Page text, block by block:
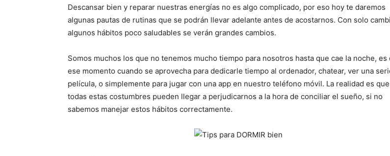
Descansar bien y reparar nuestras energías no es algo complicado, por eso hoy te daremos
algunas pautas de rutinas que se podrán llevar adelante antes de acostarnos. Con solo
algunos hábitos poco saludables se verán grandes cambios.
Somos muchos los que no tenemos mucho tiempo para nosotros hasta que cae la noche, es
ese momento cuando se aprovecha para dedicarle tiempo al ordenador, chatear, ver una
película, o simplemente para jugar con una app en nuestro teléfono móvil. La realidad es que
todas estas costumbres pueden llegar a perjudicarnos a la hora de conciliar el sueño, si no
sabemos manejar estos hábitos correctamente.